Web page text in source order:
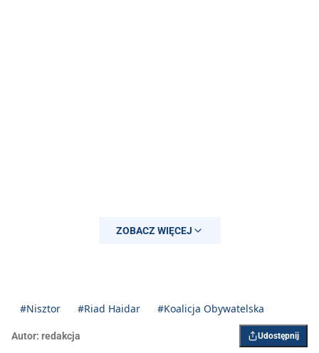
ZOBACZ WIĘCEJ
#Nisztor #Riad Haidar #Koalicja Obywatelska
Autor: redakcja Udostępnij